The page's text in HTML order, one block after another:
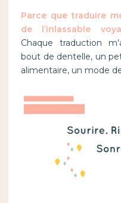
Parce que traduire
de l’inlassable
Chaque traduction
bout de dentelle, un
alimentaire, un mode